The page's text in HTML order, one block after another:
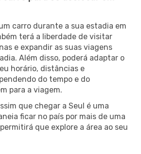
carro durante a sua estadia em
terá a liberdade de visitar
e expandir as suas viagens
Além disso, poderá adaptar o
horário, distâncias e
do tempo e do
para a viagem.
que chegar a Seul é uma
ficar no país por mais de uma
que explore a área ao seu